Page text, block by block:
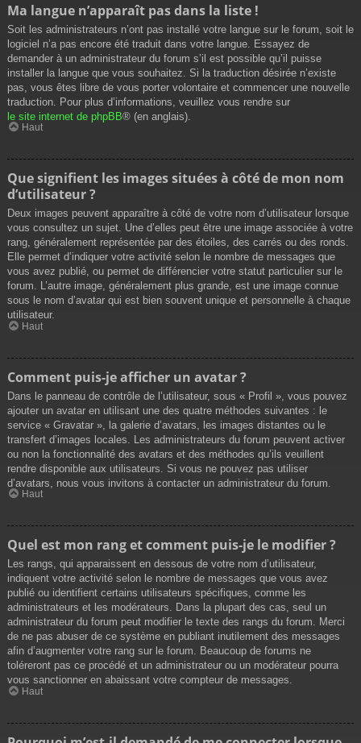
Ma langue n’apparaît pas dans la liste !
Soit les administrateurs n’ont pas installé votre langue sur le forum, soit le
logiciel n’a pas encore été traduit dans votre langue. Essayez de
demander à un administrateur du forum s’il est possible qu’il puisse
installer la langue que vous souhaitez. Si la traduction désirée n’existe
pas, vous êtes libre de vous porter volontaire et commencer une nouvelle
traduction. Pour plus d’informations, veuillez vous rendre sur
le site internet de phpBB® (en anglais).
Haut
Que signifient les images situées à côté de mon nom
d’utilisateur ?
Deux images peuvent apparaître à côté de votre nom d’utilisateur lorsque
vous consultez un sujet. Une d’elles peut être une image associée à votre
rang, généralement représentée par des étoiles, des carrés ou des ronds.
Elle permet d’indiquer votre activité selon le nombre de messages que
vous avez publié, ou permet de différencier votre statut particulier sur le
forum. L’autre image, généralement plus grande, est une image connue
sous le nom d’avatar qui est bien souvent unique et personnelle à chaque
utilisateur.
Haut
Comment puis-je afficher un avatar ?
Dans le panneau de contrôle de l’utilisateur, sous « Profil », vous pouvez
ajouter un avatar en utilisant une des quatre méthodes suivantes : le
service « Gravatar », la galerie d’avatars, les images distantes ou le
transfert d’images locales. Les administrateurs du forum peuvent activer
ou non la fonctionnalité des avatars et des méthodes qu’ils veuillent
rendre disponible aux utilisateurs. Si vous ne pouvez pas utiliser
d’avatars, nous vous invitons à contacter un administrateur du forum.
Haut
Quel est mon rang et comment puis-je le modifier ?
Les rangs, qui apparaissent en dessous de votre nom d’utilisateur,
indiquent votre activité selon le nombre de messages que vous avez
publié ou identifient certains utilisateurs spécifiques, comme les
administrateurs et les modérateurs. Dans la plupart des cas, seul un
administrateur du forum peut modifier le texte des rangs du forum. Merci
de ne pas abuser de ce système en publiant inutilement des messages
afin d’augmenter votre rang sur le forum. Beaucoup de forums ne
toléreront pas ce procédé et un administrateur ou un modérateur pourra
vous sanctionner en abaissant votre compteur de messages.
Haut